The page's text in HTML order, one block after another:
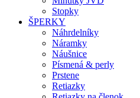
Stopky
ŠPERKY
Náhrdelníky
Náramky
Náušnice
Písmená & perly
Prstene
Retiazky